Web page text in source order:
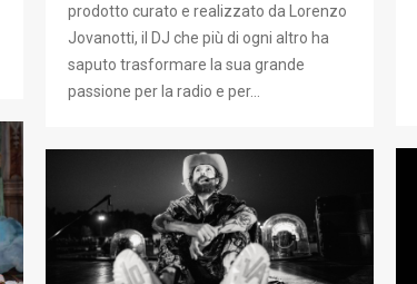
prodotto curato e realizzato da Lorenzo
Jovanotti, il DJ che più di ogni altro ha
saputo trasformare la sua grande
passione per la radio e per…